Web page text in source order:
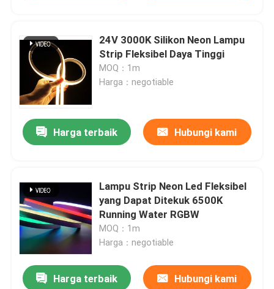
24V 3000K Silikon Neon Lampu
Strip Fleksibel Daya Tinggi
MOQ：1m
Harga：negotiable
Harga terbaik Hubungi kami
Lampu Strip Neon Led Fleksibel
yang Dapat Ditekuk 6500K
Running Water RGBW
MOQ：1m
Harga：negotiable
Harga terbaik Hubungi kami